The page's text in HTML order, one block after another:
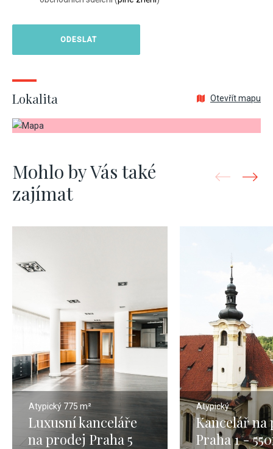
Lokalita Otevřít mapu
Mohlo by Vás také
zajímat
Atypický 775 m²
Luxusní kanceláře
na prodej Praha 5
Atypický
Kancelář na
Praha 1 -